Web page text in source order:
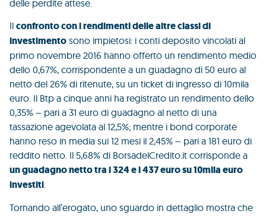
delle perdite attese.
Il confronto con i rendimenti delle altre classi di
investimento sono impietosi: i conti deposito vincolati al
primo novembre 2016 hanno offerto un rendimento medio
dello 0,67%, corrispondente a un guadagno di 50 euro al
netto del 26% di ritenute, su un ticket di ingresso di 10mila
euro. Il Btp a cinque anni ha registrato un rendimento dello
0,35% – pari a 31 euro di guadagno al netto di una
tassazione agevolata al 12,5%; mentre i bond corporate
hanno reso in media sui 12 mesi il 2,45% – pari a 181 euro di
reddito netto. Il 5,68% di BorsadelCredito.it corrisponde a
un guadagno netto tra i 324 e i 437 euro su 10mila euro
investiti.
Tornando all’erogato, uno sguardo in dettaglio mostra che